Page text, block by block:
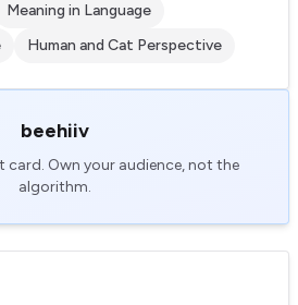
Meaning in Language
Human and Cat Perspective
beehiiv
card. Own your audience, not the
algorithm.